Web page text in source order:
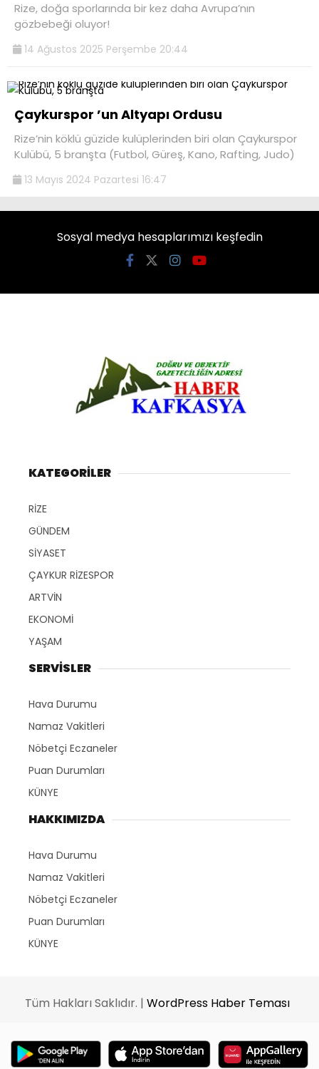
Rize, doğa sporlarında bir kez daha Avrupa’nın
gözbebeği oluyor!
14 Ağustos 2025 Perşembe 20:44
Çaykurspor ’un Altyapı Ordusu
Rize’nin köklü güzide kulüplerinden biri olan Çaykurspor
Kulübü, 5 branşta (Futbol, Güreş, Kano, Rafting, Judo)
13 Mayıs 2024 Pazartesi 16:47
Sosyal medya hesaplarımızı keşfedin
KATEGORİLER
RİZE
GÜNDEM
SİYASET
ÇAYKUR RİZESPOR
ARTVİN
EKONOMİ
YAŞAM
SERVİSLER
Hava Durumu
Namaz Vakitleri
Nöbetçi Eczaneler
Puan Durumları
KÜNYE
HAKKIMIZDA
Hava Durumu
Namaz Vakitleri
Nöbetçi Eczaneler
Puan Durumları
KÜNYE
Tüm Hakları Saklıdır. | WordPress Haber Teması